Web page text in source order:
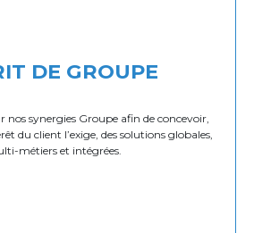
DE GROUPE
nos synergies Groupe afin de concevoir,
du client l’exige, des solutions globales,
métiers et intégrées.